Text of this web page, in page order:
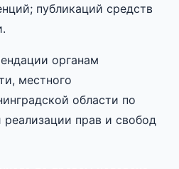
публикаций средств
органам
местного
области по
реализации прав и свобод